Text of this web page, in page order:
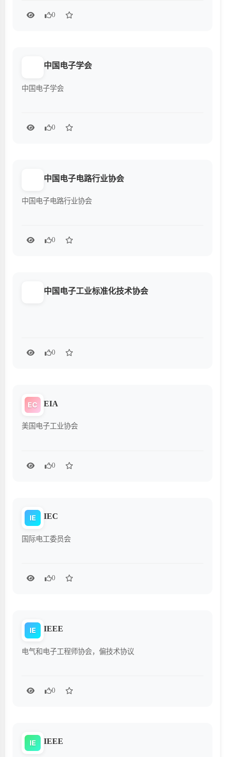
0
中国电子学会
中国电子学会
0
中国电子电路行业协会
中国电子电路行业协会
0
中国电子工业标准化技术协会
0
EC EIA
美国电子工业协会
0
IE IEC
国际电工委员会
0
IE IEEE
电气和电子工程师协会，偏技术协议
0
IE IEEE